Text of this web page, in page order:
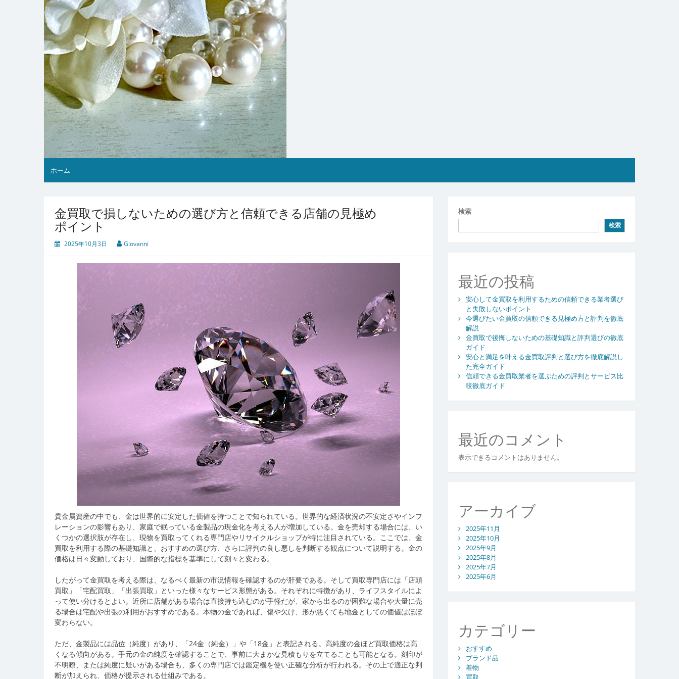
ホーム
金買取で損しないための選び方と信頼できる店舗の見極め
ポイント
2025年10月3日 Giovanni
貴金属資産の中でも、金は世界的に安定した価値を持つことで知られている。 世界的な経済状況の不安定さやインフ
レーションの影響もあり、家庭で眠っている金製品の現金化を考える人が増加している。金を売却する場合には、い
くつかの選択肢が存在し、現物を買取ってくれる専門店やリサイクルショップが特に注目されている。ここでは、金
買取を利用する際の基礎知識と、おすすめの選び方、さらに評判の良し悪しを判断する観点について説明する。金の
価格は日々変動しており、国際的な指標を基準にして刻々と変わる。
したがって金買取を考える際は、なるべく最新の市況情報を確認するのが肝要である。そして買取専門店には「店頭
買取」「宅配買取」「出張買取」といった様々なサービス形態がある。それぞれに特徴があり、ライフスタイルによ
って使い分けるとよい。近所に店舗がある場合は直接持ち込むのが手軽だが、家から出るのが困難な場合や大量に売
る場合は宅配や出張の利用がおすすめである。本物の金であれば、傷や欠け、形が悪くても地金としての価値はほぼ
変わらない。
ただ、金製品には品位（純度）があり、「24金（純金）」や「18金」と表記される。高純度の金ほど買取価格は高
くなる傾向がある。手元の金の純度を確認することで、事前に大まかな見積もりを立てることも可能となる。刻印が
不明瞭、または純度に疑いがある場合も、多くの専門店では鑑定機を使い正確な分析が行われる。その上で適正な判
断が加えられ、価格が提示される仕組みである。
検索
検索
最近の投稿
安心して金買取を利用するための信頼できる業者選び
と失敗しないポイント
今選びたい金買取の信頼できる見極め方と評判を徹底
解説
金買取で後悔しないための基礎知識と評判選びの徹底
ガイド
安心と満足を叶える金買取評判と選び方を徹底解説し
た完全ガイド
信頼できる金買取業者を選ぶための評判とサービス比
較徹底ガイド
最近のコメント
表示できるコメントはありません。
アーカイブ
2025年11月
2025年10月
2025年9月
2025年8月
2025年7月
2025年6月
カテゴリー
おすすめ
ブランド品
着物
買取